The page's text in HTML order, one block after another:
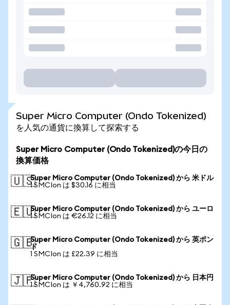
Super Micro Computer (Ondo Tokenized)
を人気の通貨に換算して探索する
Super Micro Computer (Ondo Tokenized)の今日の
換算価格
🇺🇸Super Micro Computer (Ondo Tokenized) から 米ドル
1 SMCIon は $30.16 に相当
🇪🇺Super Micro Computer (Ondo Tokenized) から ユーロ
1 SMCIon は €26.12 に相当
🇬🇧Super Micro Computer (Ondo Tokenized) から 英ポン
ド
1 SMCIon は £22.39 に相当
🇯🇵Super Micro Computer (Ondo Tokenized) から 日本円
1 SMCIon は ￥4,760.92 に相当